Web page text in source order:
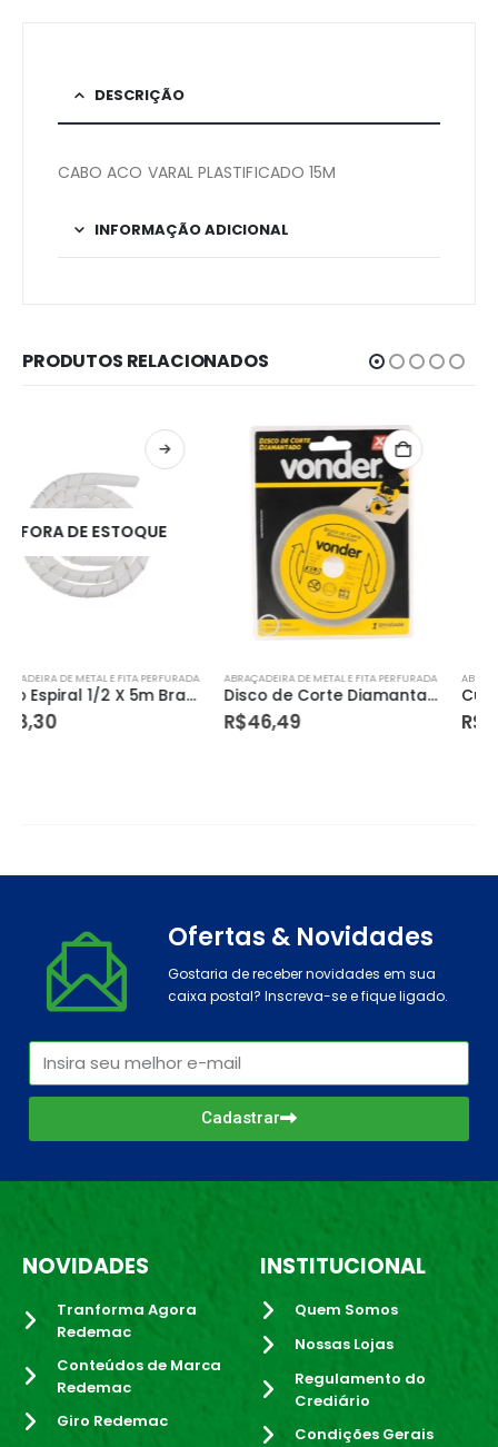
DESCRIÇÃO
CABO ACO VARAL PLASTIFICADO 15M
INFORMAÇÃO ADICIONAL
PRODUTOS RELACIONADOS
ABRAÇADEIRA DE METAL E FITA PERFURADA
Disco de Corte Diamantado para Porcelanato Xld Contínuo 110mm – Vonder
R$46,49
ABRAÇADEIRA DE METAL E FITA PERFURADA
Cunha para Nivelamento 50 Peças – Cortag
R$22,90
Ofertas & Novidades
Gostaria de receber novidades em sua
caixa postal? Inscreva-se e fique ligado.
Cadastrar
NOVIDADES
Tranforma Agora
Redemac
Conteúdos de Marca
Redemac
Giro Redemac
INSTITUCIONAL
Quem Somos
Nossas Lojas
Regulamento do
Crediário
Condições Gerais